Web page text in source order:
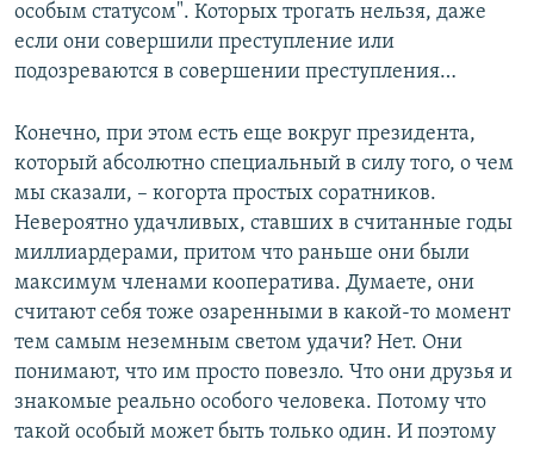
особым статусом". Которых трогать нельзя, даже
если они совершили преступление или
подозреваются в совершении преступления…
Конечно, при этом есть еще вокруг президента,
который абсолютно специальный в силу того, о чем
мы сказали, – когорта простых соратников.
Невероятно удачливых, ставших в считанные годы
миллиардерами, притом что раньше они были
максимум членами кооператива. Думаете, они
считают себя тоже озаренными в какой-то момент
тем самым неземным светом удачи? Нет. Они
понимают, что им просто повезло. Что они друзья и
знакомые реально особого человека. Потому что
такой особый может быть только один. И поэтому